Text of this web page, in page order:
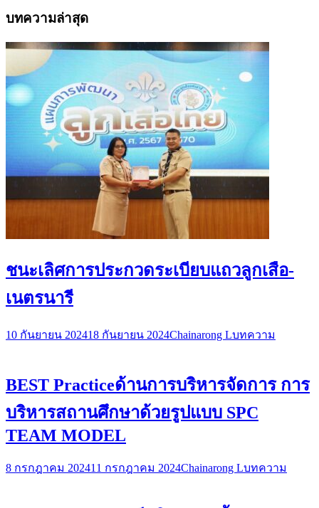
บทความล่าสุด
ชนะเลิศการประกวดระเบียบแถวลูกเสือ-
เนตรนารี
10 กันยายน 202418 กันยายน 2024Chainarong Lบทความ
BEST Practiceด้านการบริหารจัดการ การ
บริหารสถานศึกษาด้วยรูปแบบ SPC
TEAM MODEL
8 กรกฎาคม 202411 กรกฎาคม 2024Chainarong Lบทความ